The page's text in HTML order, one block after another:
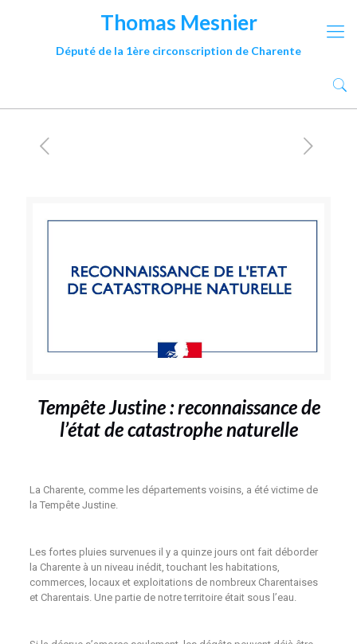
Thomas Mesnier
Député de la 1ère circonscription de Charente
Tempête Justine : reconnaissance de
l’état de catastrophe naturelle
La Charente, comme les départements voisins, a été victime de
la Tempête Justine.
Les fortes pluies survenues il y a quinze jours ont fait déborder
la Charente à un niveau inédit, touchant les habitations,
commerces, locaux et exploitations de nombreux Charentaises
et Charentais. Une partie de notre territoire était sous l’eau.